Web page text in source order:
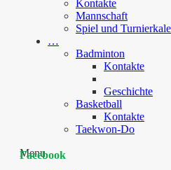
Kontakte
Mannschaft
Spiel und
…
Badminton
Kontakte
Geschichte
Basketball
Kontakte
Taekwon-Do
Menu
Facebook